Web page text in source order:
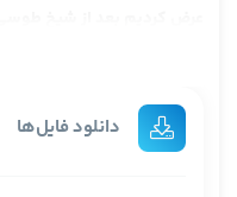
است، به این مناسبت چون
بحث خواهد آمد دیگه حالا
دانلود فایل‌ها